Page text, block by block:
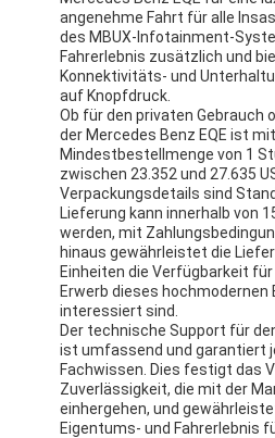
angenehme Fahrt für alle
des MBUX-Infotainment-
Fahrerlebnis zusätzlich und
Konnektivitäts- und
auf Knopfdruck.
Ob für den privaten Gebrauch
der Mercedes Benz EQE ist
Mindestbestellmenge von 1
zwischen 23.352 und 27.635
Verpackungsdetails sind
Lieferung kann innerhalb von
werden, mit
hinaus gewährleistet die
Einheiten die Verfügbarkeit für
Erwerb dieses
interessiert sind.
Der technische Support für
ist umfassend und garantiert
Fachwissen. Dies festigt das
Zuverlässigkeit, die mit der
einhergehen, und
Eigentums- und Fahrerlebnis